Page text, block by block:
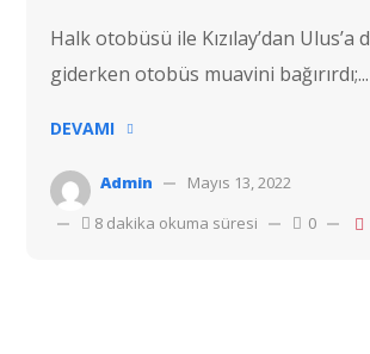
Halk otobüsü ile Kızılay’dan Ulus’a
giderken otobüs muavini bağırırdı;...
DEVAMI
Admin
Mayıs 13, 2022
8 dakika okuma süresi
0